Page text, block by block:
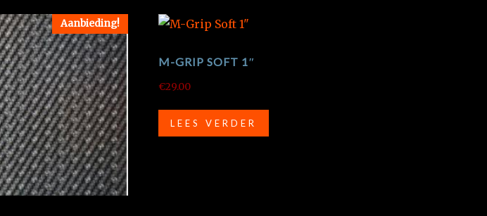
Aanbieding!
M-GRIP SOFT 1″
€29.00
LEES VERDER